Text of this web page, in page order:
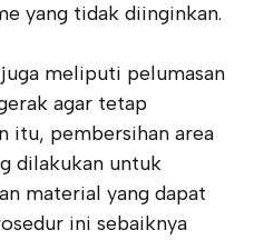
yang tidak diinginkan.
meliputi pelumasan
agar tetap
itu, pembersihan area
dilakukan untuk
material yang dapat
ini sebaiknya